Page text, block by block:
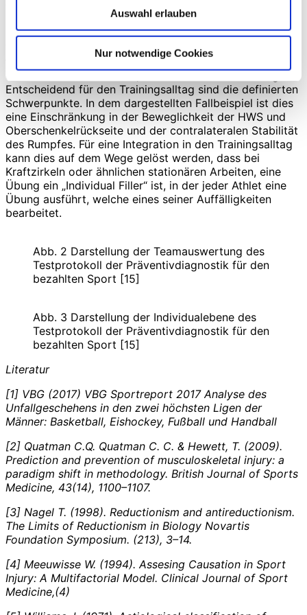
Auswahl erlauben
Nur notwendige Cookies
wie viele Risikofaktoren /Auffälligkeiten die Diagnostik
aufzeigen konnte. Diese werden zusammengefasst,
sodass nach einer Bearbeitung der Defizite auf
Teamebene ebenfalls eine personalisierte Sequenz
folgen kann. Die Übungsauswahl, welche aus Abb. 3
entnommen werden kann, dient rein der Orientierung.
Entscheidend für den Trainingsalltag sind die definierten
Schwerpunkte. In dem dargestellten Fallbeispiel ist dies
eine Einschränkung in der Beweglichkeit der HWS und
Oberschenkelrückseite und der contralateralen Stabilität
des Rumpfes. Für eine Integration in den Trainingsalltag
kann dies auf dem Wege gelöst werden, dass bei
Kraftzirkeln oder ähnlichen stationären Arbeiten, eine
Übung ein „Individual Filler“ ist, in der jeder Athlet eine
Übung ausführt, welche eines seiner Auffälligkeiten
bearbeitet.
Abb. 2 Darstellung der Teamauswertung des
Testprotokoll der Präventivdiagnostik für den
bezahlten Sport [15]
Abb. 3 Darstellung der Individualebene des
Testprotokoll der Präventivdiagnostik für den
bezahlten Sport [15]
Literatur
[1] VBG (2017) VBG Sportreport 2017 Analyse des
Unfallgeschehens in den zwei höchsten Ligen der
Männer: Basketball, Eishockey, Fußball und Handball
[2] Quatman C.Q. Quatman C. C. & Hewett, T. (2009).
Prediction and prevention of musculoskeletal injury: a
paradigm shift in methodology. British Journal of Sports
Medicine, 43(14), 1100–1107.
[3] Nagel T. (1998). Reductionism and antireductionism.
The Limits of Reductionism in Biology Novartis
Foundation Symposium. (213), 3–14.
[4] Meeuwisse W. (1994). Assesing Causation in Sport
Injury: A Multifactorial Model. Clinical Journal of Sport
Medicine,(4)